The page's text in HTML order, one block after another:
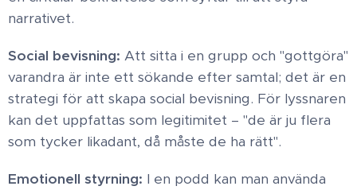
narrativet. ​
Social bevisning: Att sitta i en grupp och "gottgöra"
varandra är inte ett sökande efter samtal; det är en
strategi för att skapa social bevisning. För lyssnaren
kan det uppfattas som legitimitet – "de är ju flera
som tycker likadant, då måste de ha rätt". ​
Emotionell styrning: I en podd kan man använda